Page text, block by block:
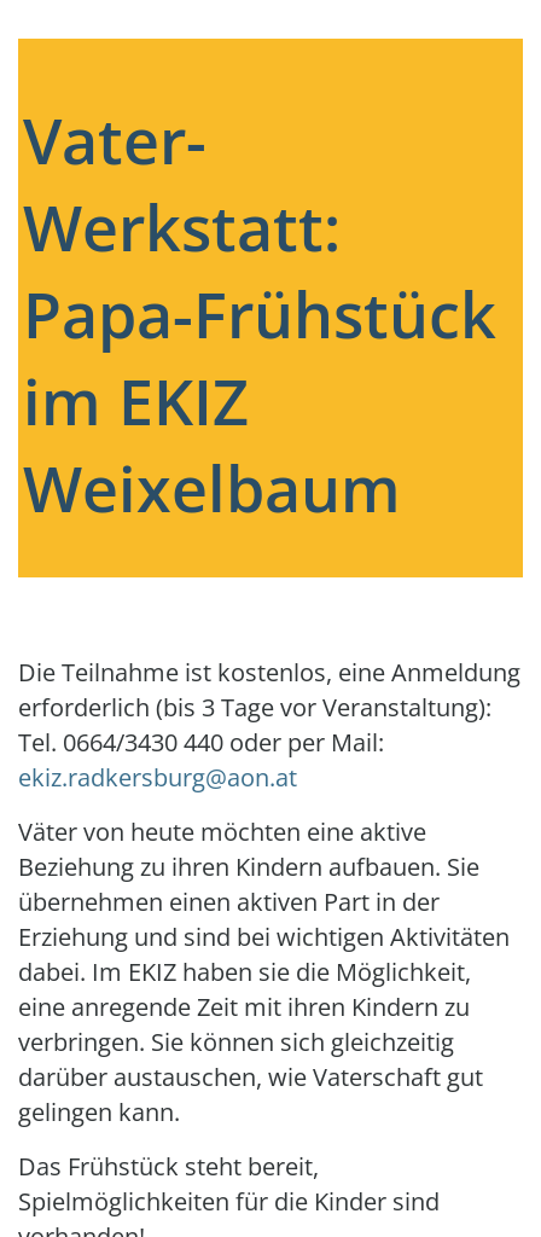
Vater-
Werkstatt:
Papa-Frühstück
im EKIZ
Weixelbaum
Die Teilnahme ist kostenlos, eine Anmeldung
erforderlich (bis 3 Tage vor Veranstaltung):
Tel. 0664/3430 440 oder per Mail:
ekiz.radkersburg@aon.at
Väter von heute möchten eine aktive
Beziehung zu ihren Kindern aufbauen. Sie
übernehmen einen aktiven Part in der
Erziehung und sind bei wichtigen Aktivitäten
dabei. Im EKIZ haben sie die Möglichkeit,
eine anregende Zeit mit ihren Kindern zu
verbringen. Sie können sich gleichzeitig
darüber austauschen, wie Vaterschaft gut
gelingen kann.
Das Frühstück steht bereit,
Spielmöglichkeiten für die Kinder sind